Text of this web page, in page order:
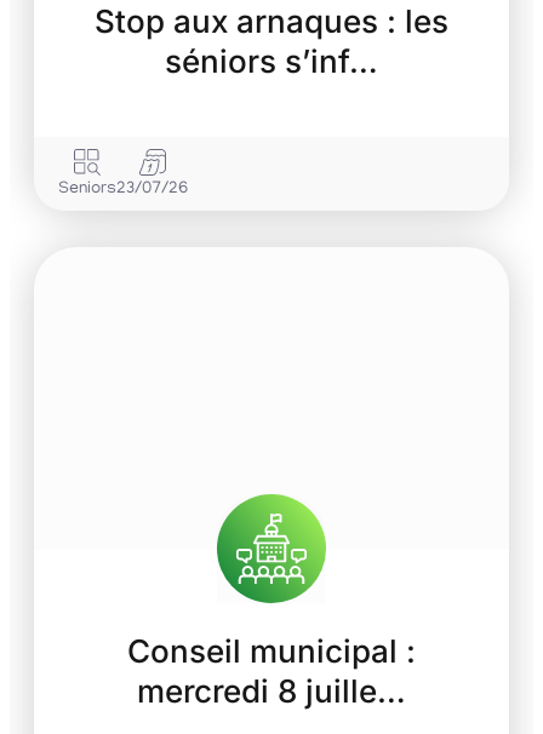
Stop aux arnaques : les
séniors s’inf…
Seniors23/07/26
Conseil municipal :
mercredi 8 juille…